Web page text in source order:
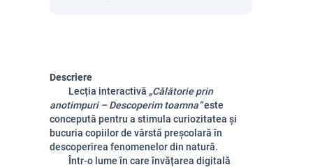
Descriere
Lecția interactivă „Călătorie prin
anotimpuri – Descoperim toamna”este
concepută pentru a stimula curiozitatea și
bucuria copiilor de vârstă preșcolară în
descoperirea fenomenelor din natură.
Într-o lume în care învățarea digitală